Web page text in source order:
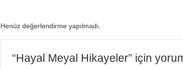
Henüz değerlendirme yapılmadı.
“Hayal Meyal Hikayeler” için